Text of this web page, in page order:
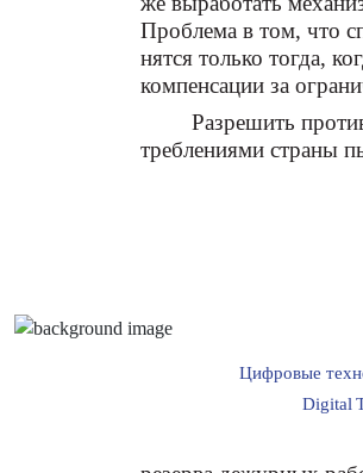
Проблема в том, что
нятся только тогда,
компенсации за
Разрешить
треблениями страны
Цифровые
Digital